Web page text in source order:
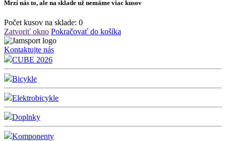
Mrzí nás to, ale na sklade už nemáme viac kusov
Počet kusov na sklade: 0
Zatvoriť okno Pokračovať do košíka
Kontaktujte nás
CUBE 2026
Bicykle
Elektrobicykle
Doplnky
Komponenty